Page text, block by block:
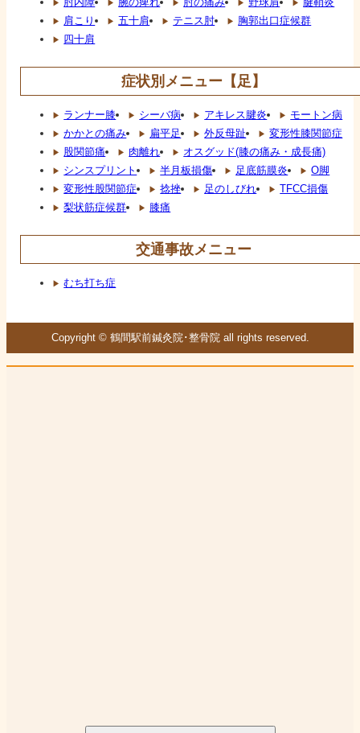
肩こり
五十肩 テニス肘
胸郭出口症候群
四十肩
症状別メニュー【足】
ランナー膝 シーバ病 アキレス腱炎
モートン病
かかとの痛み
扁平足 外反母趾
変形性膝関節症
股関節痛
肉離れ
オスグッド(膝の痛み・成長痛)
シンスプリント
半月板損傷 足底筋膜炎
O脚
変形性股関節症
捻挫 足のしびれ
TFCC損傷
梨状筋症候群
膝痛
交通事故メニュー
むち打ち症
Copyright © 鶴間駅前鍼灸院･整骨院 all rights reserved.